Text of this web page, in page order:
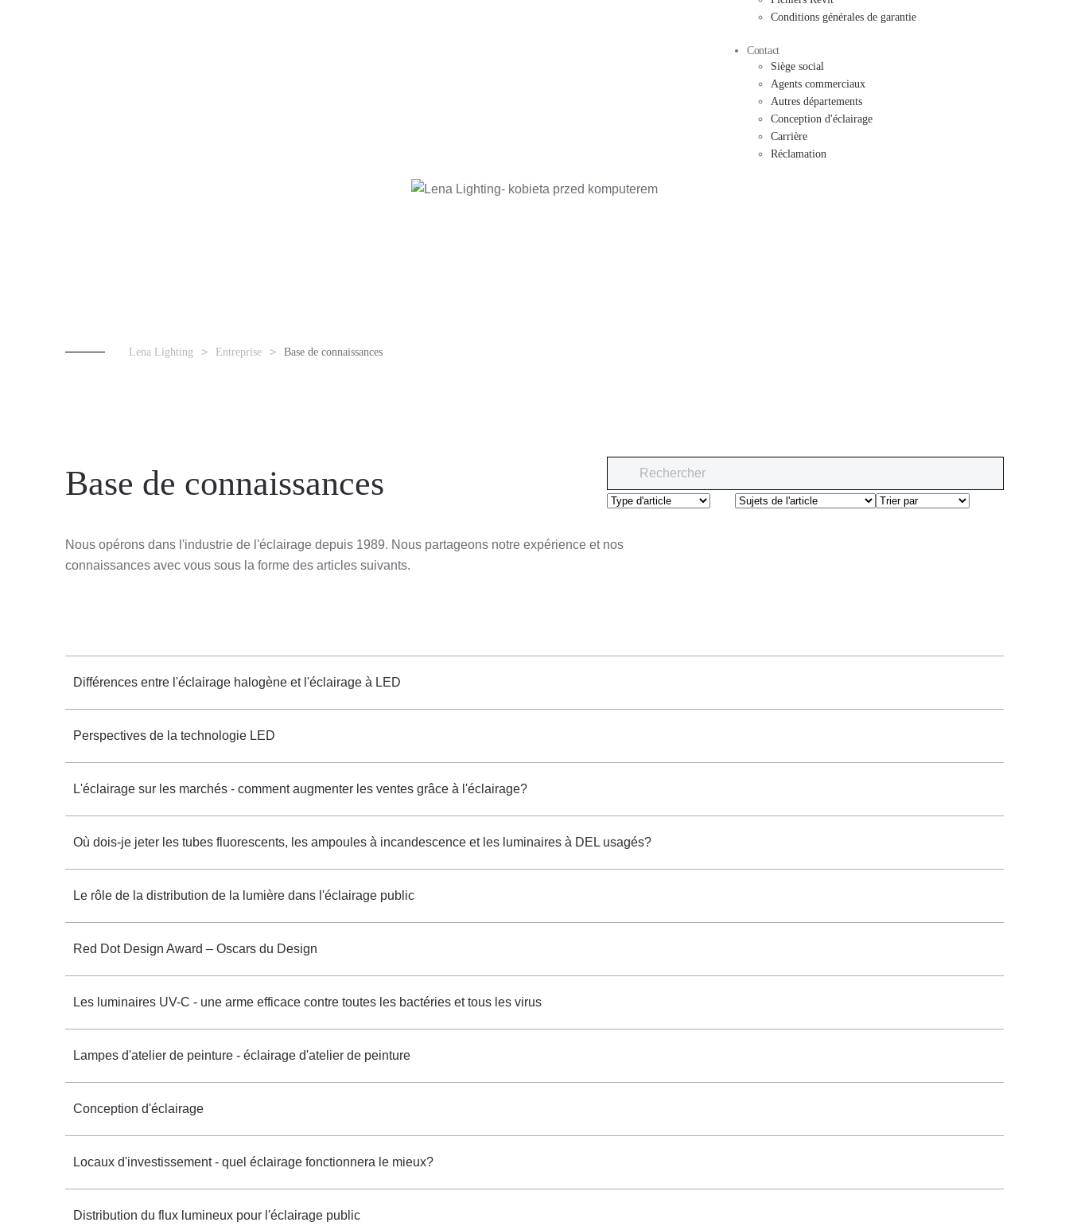
Conditions générales de garantie
Contact
Siège social
Agents commerciaux
Autres départements
Conception d'éclairage
Carrière
Réclamation
Lena Lighting Entreprise Base de connaissances
Base de connaissances
Nous opérons dans l'industrie de l'éclairage depuis 1989. Nous partageons notre expérience et nos
connaissances avec vous sous la forme des articles suivants.
Différences entre l'éclairage halogène et l'éclairage à LED
Perspectives de la technologie LED
L'éclairage sur les marchés - comment augmenter les ventes grâce à l'éclairage?
Où dois-je jeter les tubes fluorescents, les ampoules à incandescence et les luminaires à DEL usagés?
Le rôle de la distribution de la lumière dans l'éclairage public
Red Dot Design Award – Oscars du Design
Les luminaires UV-C - une arme efficace contre toutes les bactéries et tous les virus
Lampes d'atelier de peinture - éclairage d'atelier de peinture
Conception d'éclairage
Locaux d'investissement - quel éclairage fonctionnera le mieux?
Distribution du flux lumineux pour l'éclairage public